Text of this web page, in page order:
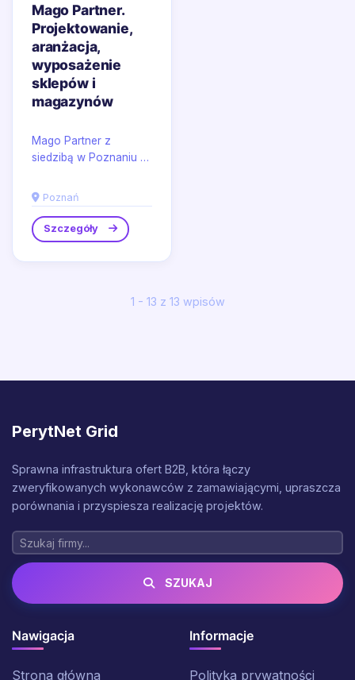
Mago Partner.
Projektowanie,
aranżacja,
wyposażenie
sklepów i
magazynów
Mago Partner z
siedzibą w Poznaniu to
nowoczesności i
funkcjonalności w
projektowaniu
przestrzeni...
Poznań
Szczegóły
1 - 13 z 13 wpisów
PerytNet Grid
Sprawna infrastruktura ofert B2B, która łączy
zweryfikowanych wykonawców z zamawiającymi, upraszcza
porównania i przyspiesza realizację projektów.
SZUKAJ
Nawigacja
Strona główna
Informacje
Polityka prywatności